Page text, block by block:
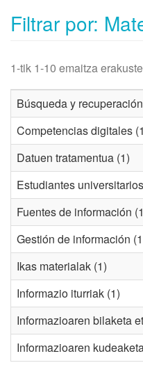
Filtrar por:
1-tik 1-10 emaitza
Búsqueda y
Competencias digitales
Datuen tratamentua (1)
Estudiantes
Fuentes de información
Gestión de información
Ikas materialak (1)
Informazio iturriak (1)
Informazioaren bilaketa
Informazioaren